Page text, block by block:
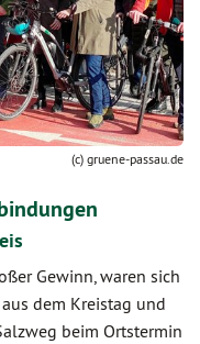
(c) gruene-passau.de
Gewinn, waren sich
dem Kreistag und
beim Ortstermin